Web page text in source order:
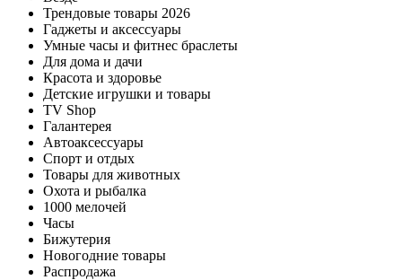
Трендовые товары 2026
Гаджеты и аксессуары
Умные часы и фитнес браслеты
Для дома и дачи
Красота и здоровье
Детские игрушки и товары
TV Shop
Галантерея
Автоаксессуары
Спорт и отдых
Товары для животных
Охота и рыбалка
1000 мелочей
Часы
Бижутерия
Новогодние товары
Распродажа